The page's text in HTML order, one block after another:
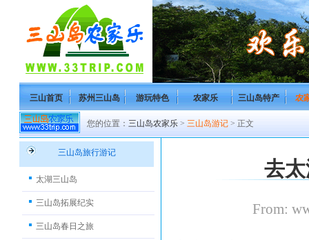
三山首页 苏州三山岛 游玩特色 农家乐 三山岛特产 农
您的位置： 三山岛农家乐 > 三山岛游记 > 正文
三山岛旅行游记
太湖三山岛
三山岛拓展纪实
三山岛春日之旅
去
From: